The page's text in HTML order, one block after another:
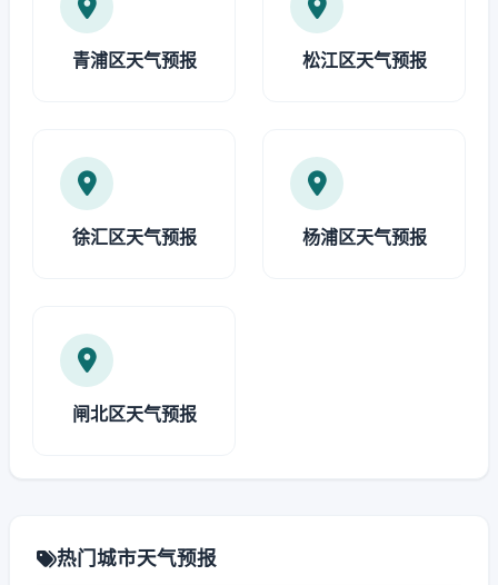
青浦区天气预报 松江区天气预报
徐汇区天气预报 杨浦区天气预报
闸北区天气预报
热门城市天气预报